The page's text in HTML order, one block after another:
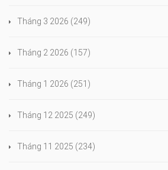
Tháng 3 2026 (249)
Tháng 2 2026 (157)
Tháng 1 2026 (251)
Tháng 12 2025 (249)
Tháng 11 2025 (234)